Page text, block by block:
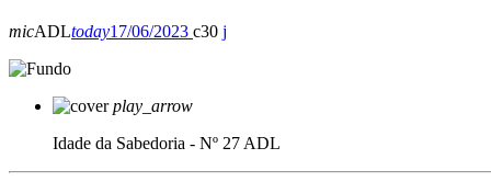
micADLtoday17/06/2023 30
play_arrow
Idade da Sabedoria - Nº 27ADL